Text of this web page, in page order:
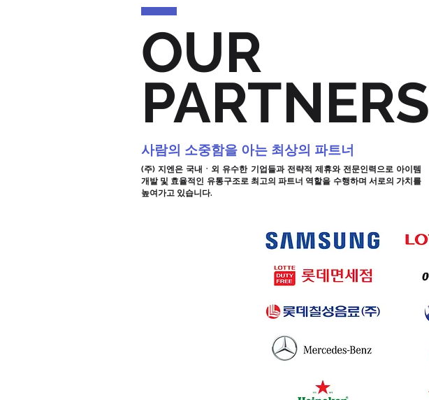
OUR
​PARTNERS
사람의 소중함을 아는 최상의 파트너
(주) 지엔은 국내ㆍ외 유수한 기업들과 전략적 제휴와 전문인력으로 아이템
개발 및 효율적인 유통구조로 최고의 파트너 역할을 수행하며 서로의 가치를
높여가고 있습니다.